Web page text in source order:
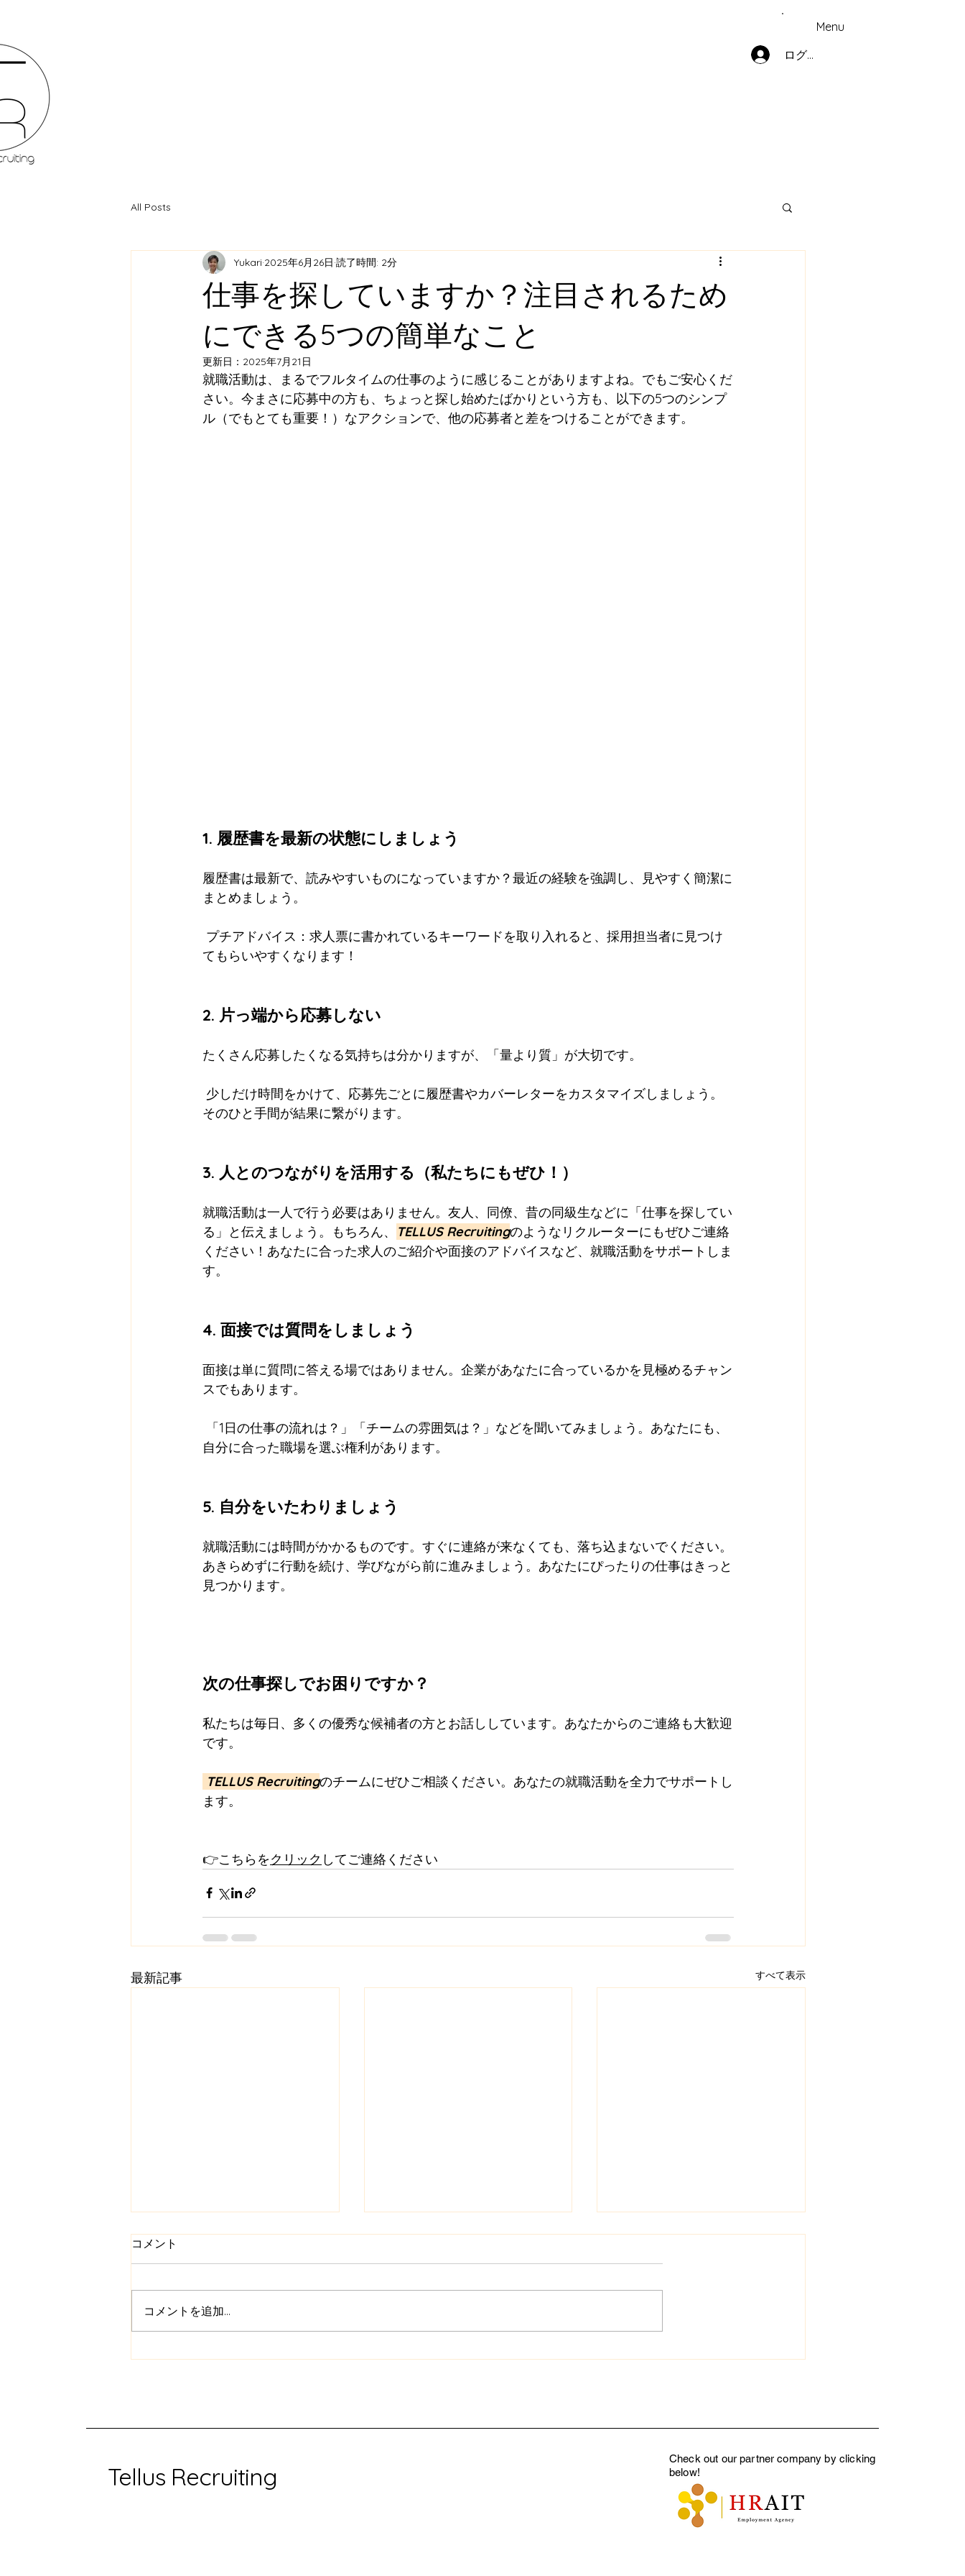
Menu
ログイン
All Posts
仕事を探していますか？注目されるため
にできる5つの簡単なこと
Yukari 2025年6月26日 読了時間: 2分
更新日： 2025年7月21日
就職活動は、まるでフルタイムの仕事のように感じることがありますよね。でもご安心くだ
さい。今まさに応募中の方も、ちょっと探し始めたばかりという方も、以下の5つのシンプ
ル（でもとても重要！）なアクションで、他の応募者と差をつけることができます。
1. 履歴書を最新の状態にしましょう
履歴書は最新で、読みやすいものになっていますか？最近の経験を強調し、見やすく簡潔に
まとめましょう。
てもらいやすくなります！
2. 片っ端から応募しない
たくさん応募したくなる気持ちは分かりますが、「量より質」が大切です。
そのひと手間が結果に繋がります。
3. 人とのつながりを活用する（私たちにもぜひ！）
就職活動は一人で行う必要はありません。友人、同僚、昔の同級生などに「仕事を探してい
る」と伝えましょう。もちろん、
TELLUS Recruitingのようなリクルーターにもぜひご連絡
ください！あなたに合った求人のご紹介や面接のアドバイスなど、就職活動をサポートしま
す。
4. 面接では質問をしましょう
面接は単に質問に答える場ではありません。企業があなたに合っているかを見極めるチャン
スでもあります。
自分に合った職場を選ぶ権利があります。
5. 自分をいたわりましょう
就職活動には時間がかかるものです。すぐに連絡が来なくても、落ち込まないでください。
あきらめずに行動を続け、学びながら前に進みましょう。あなたにぴったりの仕事はきっと
見つかります。
次の仕事探しでお困りですか？
私たちは毎日、多くの優秀な候補者の方とお話ししています。あなたからのご連絡も大歓迎
です。
TELLUS Recruitingのチームにぜひご相談ください。あなたの就職活動を全力でサポートし
ます。
👉こちらをクリック してご連絡ください
最新記事 すべて表示
コメント
コメントを追加…
Tellus Recruiting
Check out our partner company by clicking
below!